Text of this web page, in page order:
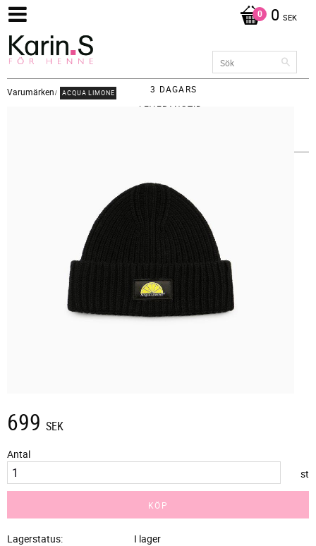
0 SEK
3 DAGARS
LEVERANSTID -
Varumärken ACQUA LIMONE
699 SEK
Antal
st
KÖP
Lagerstatus
I lager